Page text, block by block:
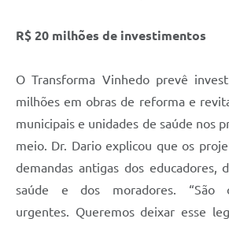
R$ 20 milhões de investimentos
O Transforma Vinhedo prevê
milhões em obras de reforma e
municipais e unidades de saúde nos
meio. Dr. Dario explicou que os
demandas antigas dos educadores,
saúde e dos moradores. “São
urgentes. Queremos deixar esse